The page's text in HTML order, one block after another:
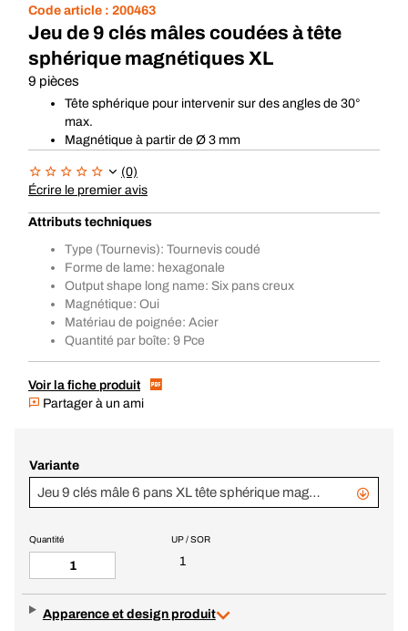
Code article : 200463
Jeu de 9 clés mâles coudées à tête
sphérique magnétiques XL
9 pièces
Tête sphérique pour intervenir sur des angles de 30°
max.
Magnétique à partir de Ø 3 mm
(0)
Écrire le premier avis
Attributs techniques
Type (Tournevis): Tournevis coudé
Forme de lame: hexagonale
Output shape long name: Six pans creux
Magnétique: Oui
Matériau de poignée: Acier
Quantité par boîte: 9 Pce
Voir la fiche produit
Partager à un ami
Variante
Jeu 9 clés mâle 6 pans XL tête sphérique magnétique en étui
UP / SOR
1
Quantité
Apparence et design produit